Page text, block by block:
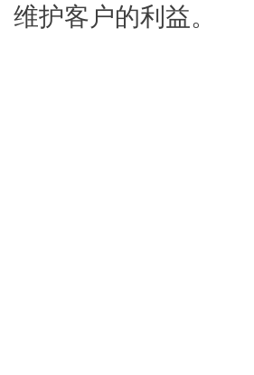
维护客户的利益。